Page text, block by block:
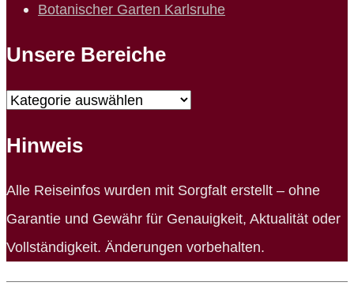
Botanischer Garten Karlsruhe
Unsere Bereiche
Unsere
Hinweis
Alle Reiseinfos wurden mit Sorgfalt erstellt – ohne
Garantie und Gewähr für Genauigkeit, Aktualität oder
Vollständigkeit. Änderungen vorbehalten.